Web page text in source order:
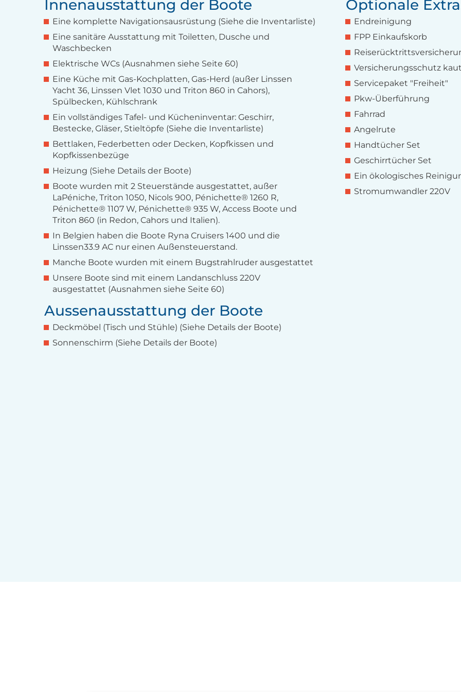
Innenausstattung der Boote
Eine komplette Navigationsausrüstung (Siehe die Inventarliste)
Eine sanitäre Ausstattung mit Toiletten, Dusche und
Waschbecken
Elektrische WCs (Ausnahmen siehe Seite 60)
Eine Küche mit Gas-Kochplatten, Gas-Herd (außer Linssen
Yacht 36, Linssen Vlet 1030 und Triton 860 in Cahors),
Spülbecken, Kühlschrank
Ein vollständiges Tafel- und Kücheninventar: Geschirr,
Bestecke, Gläser, Stieltöpfe (Siehe die Inventarliste)
Bettlaken, Federbetten oder Decken, Kopfkissen und
Kopfkissenbezüge
Heizung (Siehe Details der Boote)
Boote wurden mit 2 Steuerstände ausgestattet, außer
LaPéniche, Triton 1050, Nicols 900, Pénichette® 1260 R,
Pénichette® 1107 W, Pénichette® 935 W, Access Boote und
Triton 860 (in Redon, Cahors und Italien).
In Belgien haben die Boote Ryna Cruisers 1400 und die
Linssen33.9 AC nur einen Außensteuerstand.
Manche Boote wurden mit einem Bugstrahlruder ausgestattet
Unsere Boote sind mit einem Landanschluss 220V
ausgestattet (Ausnahmen siehe Seite 60)
Aussenausstattung der Boote
Deckmöbel (Tisch und Stühle) (Siehe Details der Boote)
Sonnenschirm (Siehe Details der Boote)
Optionale
Endreinigung
FPP Einkaufskorb
Versicherungsschutz
Servicepaket "Freiheit"
Pkw-Überführung
Fahrrad
Angelrute
Handtücher Set
Geschirrtücher Set
Ein ökologisches
Stromumwandler 220V